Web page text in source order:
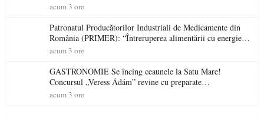
acum 3 ore
Patronatul Producătorilor Industriali de Medicamente din
România (PRIMER): “Întreruperea alimentării cu energie
electrică a fabricilor de medicamente va pune în pericol
acum 3 ore
GASTRONOMIE Se încing ceaunele la Satu Mare!
Concursul „Veress Ádám” revine cu preparate
spectaculoase, premii și un jurat de renume
acum 3 ore